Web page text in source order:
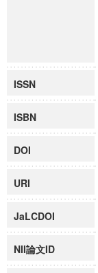
ISSN
ISBN
DOI
URI
JaLCDOI
NII論文ID